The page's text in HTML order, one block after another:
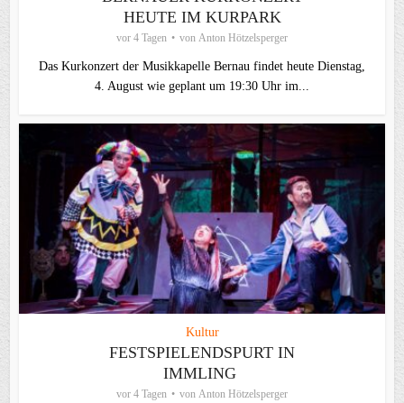
HEUTE IM KURPARK
vor 4 Tagen von Anton Hötzelsperger
Das Kurkonzert der Musikkapelle Bernau findet heute Dienstag,
4. August wie geplant um 19:30 Uhr im...
Kultur
FESTSPIELENDSPURT IN
IMMLING
vor 4 Tagen von Anton Hötzelsperger